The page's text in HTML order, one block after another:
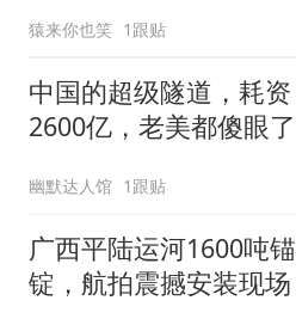
猿来你也笑 1跟贴
中国的超级隧道，耗资
2600亿，老美都傻眼了
幽默达人馆 1跟贴
广西平陆运河1600吨锚
锭，航拍震撼安装现场